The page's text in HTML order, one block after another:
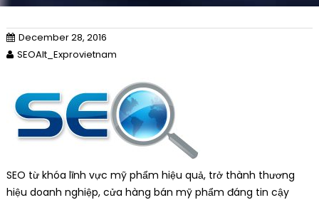
December 28, 2016
SEOAlt_Exprovietnam
SEO từ khóa lĩnh vực mỹ phẩm hiệu quả, trở thành thương
hiệu doanh nghiệp, cửa hàng bán mỹ phẩm đáng tin cậy